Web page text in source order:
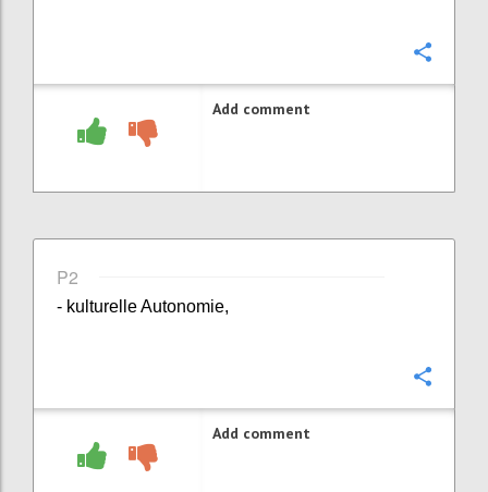
Add comment
P2
- kulturelle Autonomie,
Add comment